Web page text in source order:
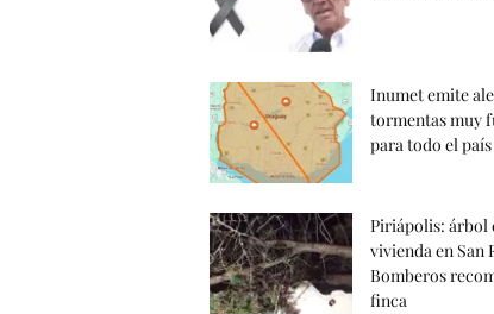
Inumet emite
tormentas muy
para todo el país
Piriápolis: árbol
vivienda en San
Bomberos
finca